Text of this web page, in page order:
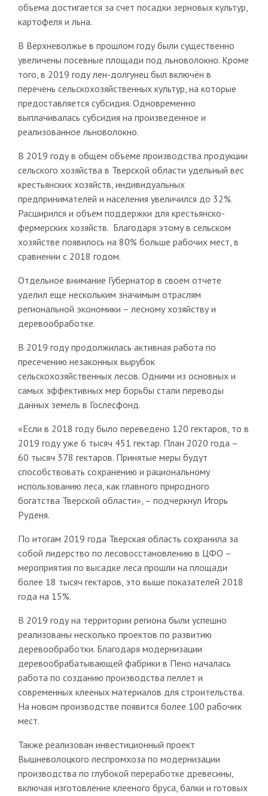
объема достигается за счет посадки зерновых культур,
картофеля и льна.
В Верхневолжье в прошлом году были существенно
увеличены посевные площади под льноволокно. Кроме
того, в 2019 году лен-долгунец был включён в
перечень сельскохозяйственных культур, на которые
предоставляется субсидия. Одновременно
выплачивалась субсидия на произведенное и
реализованное льноволокно.
В 2019 году в общем объёме производства продукции
сельского хозяйства в Тверской области удельный вес
крестьянских хозяйств, индивидуальных
предпринимателей и населения увеличился до 32%.
Расширился и объем поддержки для крестьянско-
фермерских хозяйств. Благодаря этому в сельском
хозяйстве появилось на 80% больше рабочих мест, в
сравнении с 2018 годом.
Отдельное внимание Губернатор в своем отчете
уделил еще нескольким значимым отраслям
региональной экономики – лесному хозяйству и
деревообработке.
В 2019 году продолжилась активная работа по
пресечению незаконных вырубок
сельскохозяйственных лесов. Одними из основных и
самых эффективных мер борьбы стали переводы
данных земель в Гослесфонд.
«Если в 2018 году было переведено 120 гектаров, то в
2019 году уже 6 тысяч 451 гектар. План 2020 года –
60 тысяч 378 гектаров. Принятые меры будут
способствовать сохранению и рациональному
использованию леса, как главного природного
богатства Тверской области», – подчеркнул Игорь
Руденя.
По итогам 2019 года Тверская область сохранила за
собой лидерство по лесовосстановлению в ЦФО –
мероприятия по высадке леса прошли на площади
более 18 тысяч гектаров, это выше показателей 2018
года на 15%.
В 2019 году на территории региона были успешно
реализованы несколько проектов по развитию
деревообработки. Благодаря модернизации
деревообрабатывающей фабрики в Пено началась
работа по созданию производства пеллет и
современных клееных материалов для строительства.
На новом производстве появится более 100 рабочих
мест.
Также реализован инвестиционный проект
Вышневолоцкого леспромхоза по модернизации
производства по глубокой переработке древесины,
включая изготовление клееного бруса, балки и готовых